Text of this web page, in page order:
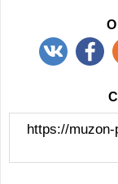
https://